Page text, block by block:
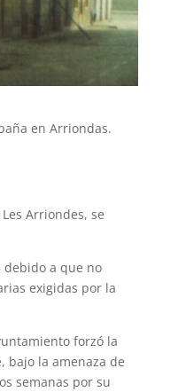
en Arriondas.
Arriondes, se
debido a que no
exigidas por la
forzó la
bajo la amenaza de
semanas por su